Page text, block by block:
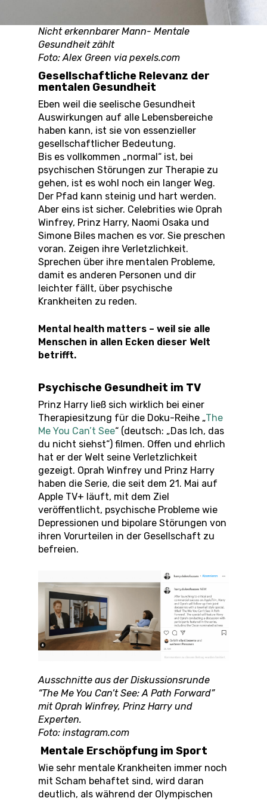
Nicht erkennbarer Mann- Mentale
Gesundheit zählt
Foto: Alex Green via pexels.com
Gesellschaftliche Relevanz der
mentalen Gesundheit
Eben weil die seelische Gesundheit
Auswirkungen auf alle Lebensbereiche
haben kann, ist sie von essenzieller
gesellschaftlicher Bedeutung.
Bis es vollkommen „normal“ ist, bei
psychischen Störungen zur Therapie zu
gehen, ist es wohl noch ein langer Weg.
Der Pfad kann steinig und hart werden.
Aber eins ist sicher. Celebrities wie Oprah
Winfrey, Prinz Harry, Naomi Osaka und
Simone Biles machen es vor. Sie preschen
voran. Zeigen ihre Verletzlichkeit.
Sprechen über ihre mentalen Probleme,
damit es anderen Personen und dir
leichter fällt, über psychische
Krankheiten zu reden.
Mental health matters – weil sie alle
Menschen in allen Ecken dieser Welt
betrifft.
Psychische Gesundheit im TV
Prinz Harry ließ sich wirklich bei einer
Therapiesitzung für die Doku-Reihe „The
Me You Can’t See“ (deutsch: „Das Ich, das
du nicht siehst“) filmen. Offen und ehrlich
hat er der Welt seine Verletzlichkeit
gezeigt. Oprah Winfrey und Prinz Harry
haben die Serie, die seit dem 21. Mai auf
Apple TV+ läuft, mit dem Ziel
veröffentlicht, psychische Probleme wie
Depressionen und bipolare Störungen von
ihren Vorurteilen in der Gesellschaft zu
befreien.
Ausschnitte aus der Diskussionsrunde
“The Me You Can’t See: A Path Forward”
mit Oprah Winfrey, Prinz Harry und
Experten.
Foto: instagram.com
Mentale Erschöpfung im Sport
Wie sehr mentale Krankheiten immer noch
mit Scham behaftet sind, wird daran
deutlich, als während der Olympischen